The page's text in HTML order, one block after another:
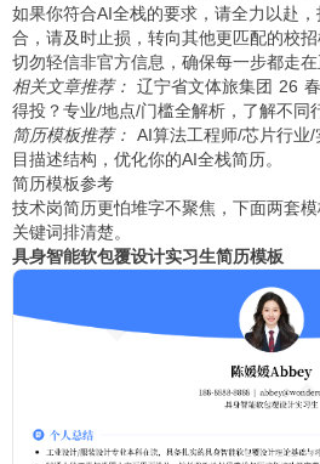
如果你符合AI全栈的要求，请全力以赴
合，请及时止损，转向其他更匹配的校
切勿轻信非官方信息，确保每一步都走在
相关文章推荐： 辽宁省文体旅集团 26
得投？专业/地点/门槛全解析 ，了解不同
简历模板推荐： AI算法工程师/芯片行业/
目描述结构，优化你的AI全栈简历。
简历模板参考
技术岗简历更怕堆字不聚焦，下面两套
关键词排清楚。
具身智能软包覆设计实习生简历模板